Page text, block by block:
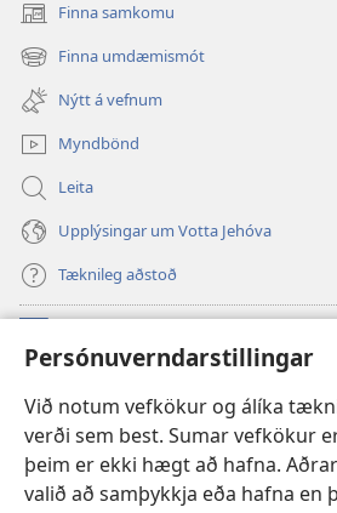
Persónuverndarstillingar
Við notum vefkökur og álíka
verði sem best. Sumar vefkökur
þeim er ekki hægt að hafna.
valið að samþykkja eða hafna en
Finna samkomu
(opnast
í
nýjum
glugga)
Finna umdæmismót
(opnast
nýjum
glugga)
Nýtt á vefnum
Myndbönd
Leita
Upplýsingar um Votta Jehóva
Tæknileg aðstoð
(opnast
glugga)
VEFBÓKASAFN Varðturnsins
(opnast
nýjum
glugga)
JW Hub
(opnast